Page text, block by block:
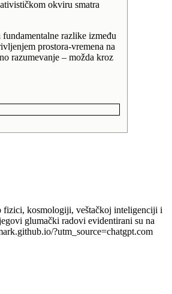
okviru smatra
razlike između
prostora-vremena na
razumevanje – možda kroz
kosmologiji, veštačkoj inteligenciji i
glumački radovi evidentirani su na
?utm_source=chatgpt.com